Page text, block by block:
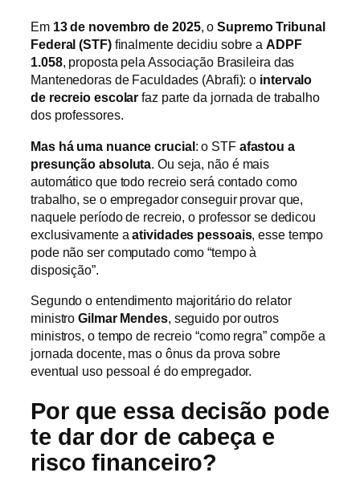
Em 13 de novembro de 2025, oSupremo Tribunal
Federal (STF)finalmente decidiu sobre a ADPF
1.058, proposta pela Associação Brasileira das
Mantenedoras de Faculdades (Abrafi): o intervalo
de recreio escolar faz parte da jornada de trabalho
dos professores.
Mas há uma nuance crucial: o STF afastou a
presunção absoluta . Ou seja, não é mais
automático que todo recreio será contado como
trabalho, se o empregador conseguir provar que,
naquele período de recreio, o professor se dedicou
exclusivamente aatividades pessoais, esse tempo
pode não ser computado como “tempo à
disposição”.
Segundo o entendimento majoritário do relator
ministroGilmar Mendes, seguido por outros
ministros, o tempo de recreio “como regra” compõe a
jornada docente, mas o ônus da prova sobre
eventual uso pessoal é do empregador.
Por que essa decisão pode
te dar dor de cabeça e
risco financeiro?